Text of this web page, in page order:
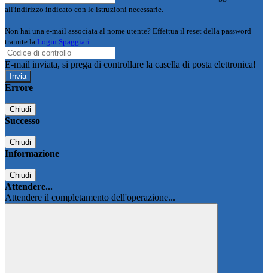
all'indirizzo indicato con le istruzioni necessarie.
Non hai una e-mail associata al nome utente? Effettua il reset della password
tramite la Login Spaggiari
E-mail inviata, si prega di controllare la casella di posta elettronica!
Errore
Chiudi
Successo
Chiudi
Informazione
Chiudi
Attendere...
Attendere il completamento dell'operazione...